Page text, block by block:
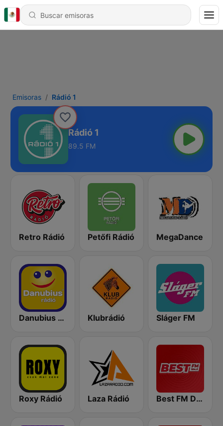
Emisoras Rádió 1
Rádió 1
89.5 FM
Retro Rádió Petőfi Rádió MegaDance
Danubius Rádió Klubrádió Sláger FM
Roxy Rádió Laza Rádió Best FM Debrecen